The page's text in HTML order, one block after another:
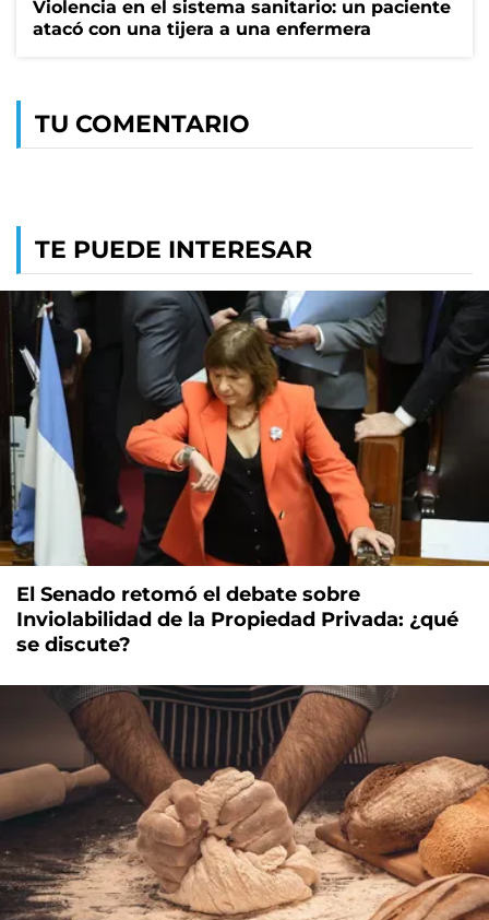
Violencia en el sistema sanitario: un paciente
atacó con una tijera a una enfermera
TU COMENTARIO
TE PUEDE INTERESAR
El Senado retomó el debate sobre
Inviolabilidad de la Propiedad Privada: ¿qué
se discute?